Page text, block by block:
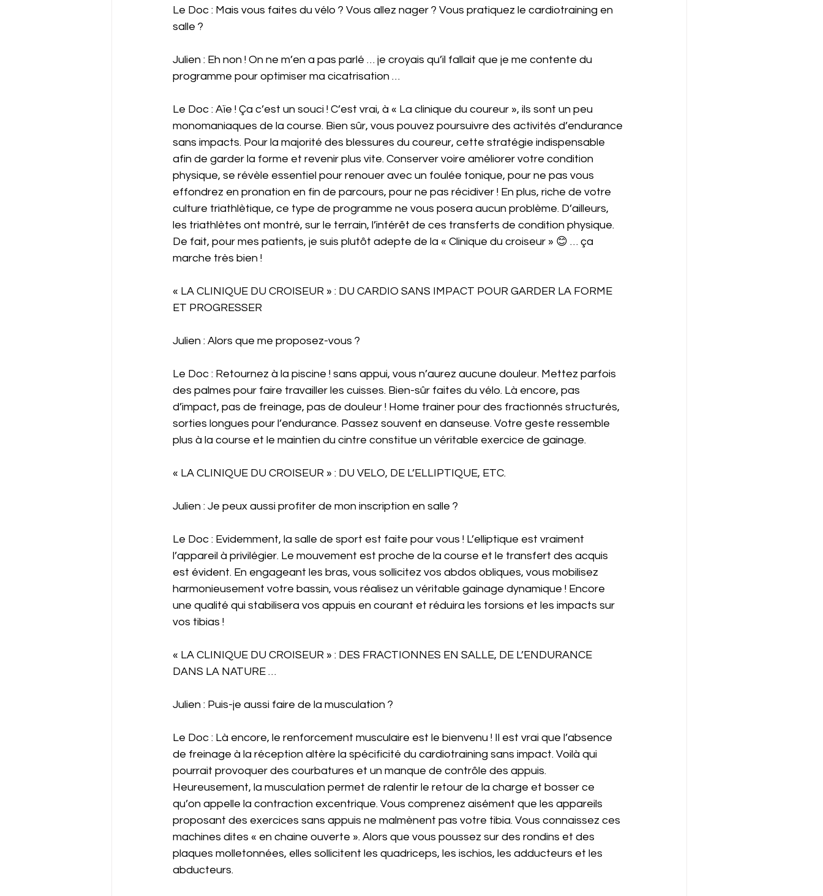
Le Doc : Mais vous faites du vélo ? Vous allez nager ? Vous pratiquez le cardiotraining en
salle ?
Julien : Eh non ! On ne m’en a pas parlé … je croyais qu’il fallait que je me contente du
programme pour optimiser ma cicatrisation …
Le Doc : Aïe ! Ça c’est un souci ! C’est vrai, à « La clinique du coureur », ils sont un peu
monomaniaques de la course. Bien sûr, vous pouvez poursuivre des activités d’endurance
sans impacts. Pour la majorité des blessures du coureur, cette stratégie indispensable
afin de garder la forme et revenir plus vite. Conserver voire améliorer votre condition
physique, se révèle essentiel pour renouer avec un foulée tonique, pour ne pas vous
effondrez en pronation en fin de parcours, pour ne pas récidiver ! En plus, riche de votre
culture triathlètique, ce type de programme ne vous posera aucun problème. D’ailleurs,
les triathlètes ont montré, sur le terrain, l’intérêt de ces transferts de condition physique.
De fait, pour mes patients, je suis plutôt adepte de la « Clinique du croiseur » 😊 … ça
marche très bien !
« LA CLINIQUE DU CROISEUR » : DU CARDIO SANS IMPACT POUR GARDER LA FORME
ET PROGRESSER
Julien : Alors que me proposez-vous ?
Le Doc : Retournez à la piscine ! sans appui, vous n’aurez aucune douleur. Mettez parfois
des palmes pour faire travailler les cuisses. Bien-sûr faites du vélo. Là encore, pas
d’impact, pas de freinage, pas de douleur ! Home trainer pour des fractionnés structurés,
sorties longues pour l’endurance. Passez souvent en danseuse. Votre geste ressemble
plus à la course et le maintien du cintre constitue un véritable exercice de gainage.
« LA CLINIQUE DU CROISEUR » : DU VELO, DE L’ELLIPTIQUE, ETC.
Julien : Je peux aussi profiter de mon inscription en salle ?
Le Doc : Evidemment, la salle de sport est faite pour vous ! L’elliptique est vraiment
l’appareil à privilégier. Le mouvement est proche de la course et le transfert des acquis
est évident. En engageant les bras, vous sollicitez vos abdos obliques, vous mobilisez
harmonieusement votre bassin, vous réalisez un véritable gainage dynamique ! Encore
une qualité qui stabilisera vos appuis en courant et réduira les torsions et les impacts sur
vos tibias !
« LA CLINIQUE DU CROISEUR » : DES FRACTIONNES EN SALLE, DE L’ENDURANCE
DANS LA NATURE …
Julien : Puis-je aussi faire de la musculation ?
Le Doc : Là encore, le renforcement musculaire est le bienvenu ! Il est vrai que l’absence
de freinage à la réception altère la spécificité du cardiotraining sans impact. Voilà qui
pourrait provoquer des courbatures et un manque de contrôle des appuis.
Heureusement, la musculation permet de ralentir le retour de la charge et bosser ce
qu’on appelle la contraction excentrique. Vous comprenez aisément que les appareils
proposant des exercices sans appuis ne malmènent pas votre tibia. Vous connaissez ces
machines dites « en chaine ouverte ». Alors que vous poussez sur des rondins et des
plaques molletonnées, elles sollicitent les quadriceps, les ischios, les adducteurs et les
abducteurs.